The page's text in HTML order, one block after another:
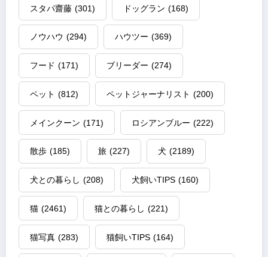
スタパ齋藤 (301) ドッグラン (168)
ノウハウ (294) ハウツー (369)
フード (171) ブリーダー (274)
ペット (812) ペットジャーナリスト (200)
メインクーン (171) ロシアンブルー (222)
散歩 (185) 旅 (227) 犬 (2189)
犬との暮らし (208) 犬飼いTIPS (160)
猫 (2461) 猫との暮らし (221)
猫写真 (283) 猫飼いTIPS (164)